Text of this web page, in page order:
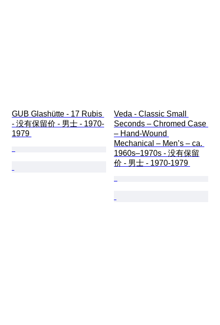
GUB Glashütte - 17 Rubis
- 没有保留价 - 男士 - 1970-
1979
Veda - Classic Small
Seconds – Chromed Case
– Hand-Wound
Mechanical – Men’s – ca.
1960s–1970s - 没有保留
价 - 男士 - 1970-1979